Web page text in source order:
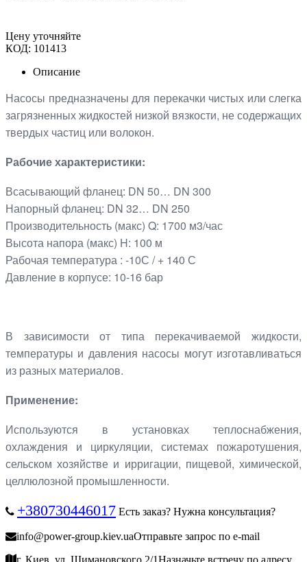
Цену уточняйте
КОД: 101413
Описание
Насосы предназначены для перекачки чистых или слегка
загрязненных жидкостей низкой вязкости, не содержащих
твердых частиц или волокон.
Рабочие характеристики:
Всасывающий фланец: DN 50… DN 300
Напорный фланец: DN 32… DN 250
Производительность (макс) Q: 1700 м3/час
Высота напора (макс) H: 100 м
Рабочая температура : -10С / + 140 С
Давление в корпусе: 10-16 бар
В зависимости от типа перекачиваемой жидкости,
температуры и давления насосы могут изготавливаться
из разных материалов.
Применение:
Используются в установках теплоснабжения,
охлаждения и циркуляции, системах пожаротушения,
сельском хозяйстве и ирригации, пищевой, химической,
целлюлозной промышленности.
+380730446017 Есть заказ? Нужна консультация?
info@power-group.kiev.uaОтправьте запрос по e-mail